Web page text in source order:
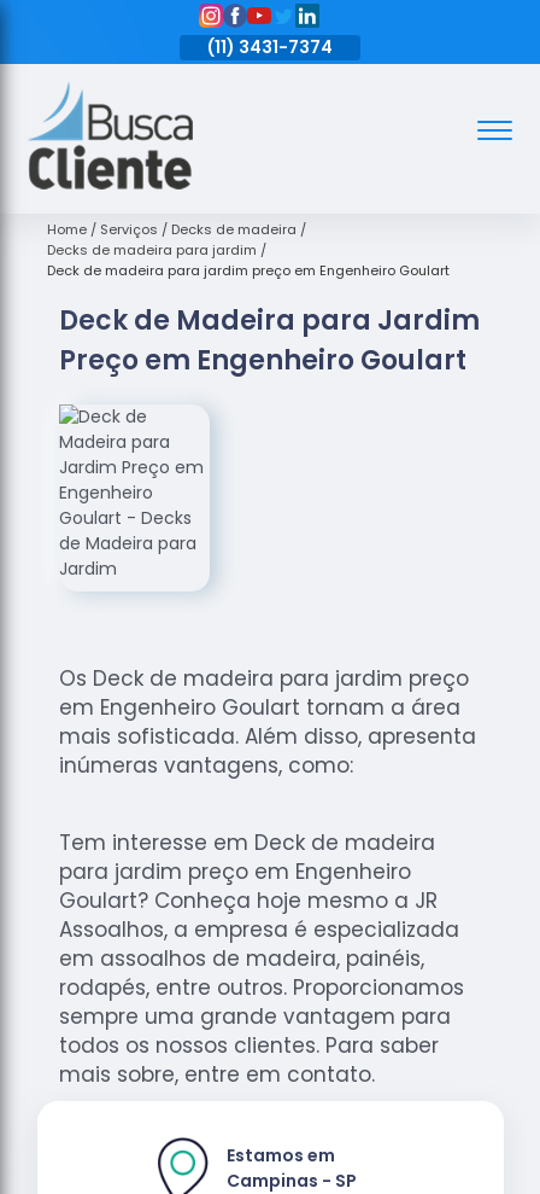
(11) 3431-7374
Assoalhos
de Madeira
Decks de
Empresas
de
de Madeira
Loja de
Assoalhos
Raspagem
de
Assoalhos
Raspagem
de Tacos
de
Madeiras
Tacos de
Madeiras
Home Serviços
Decks de madeira
Decks de madeira para jardim
Deck de madeira para jardim preço em Engenheiro Goulart
Deck de Madeira para Jardim
Preço em Engenheiro Goulart
Os Deck de madeira para jardim preço
em Engenheiro Goulart tornam a área
mais sofisticada. Além disso, apresenta
inúmeras vantagens, como:
Tem interesse em Deck de madeira
para jardim preço em Engenheiro
Goulart? Conheça hoje mesmo a JR
Assoalhos, a empresa é especializada
em assoalhos de madeira, painéis,
rodapés, entre outros. Proporcionamos
sempre uma grande vantagem para
todos os nossos clientes. Para saber
mais sobre, entre em contato.
Estamos em
Campinas - SP